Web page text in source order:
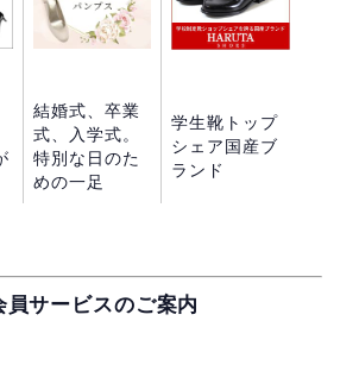
結婚式、卒業
式、入学式。
特別な日のた
めの一足
学生靴トップ
シェア国産ブ
ランド
員サービスのご案内